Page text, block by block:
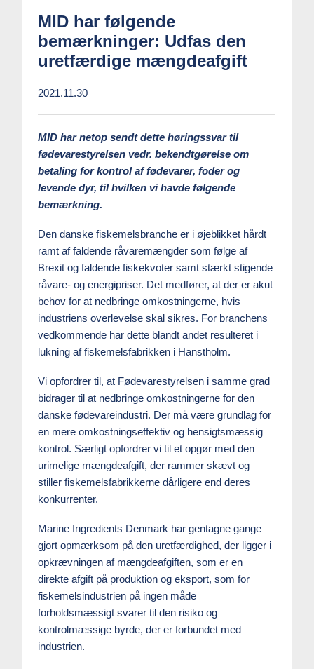
MID har følgende
bemærkninger: Udfas den
uretfærdige mængdeafgift
2021.11.30
MID har netop sendt dette høringssvar til
fødevarestyrelsen vedr. bekendtgørelse om
betaling for kontrol af fødevarer, foder og
levende dyr, til hvilken vi havde følgende
bemærkning.
Den danske fiskemelsbranche er i øjeblikket hårdt
ramt af faldende råvaremængder som følge af
Brexit og faldende fiskekvoter samt stærkt stigende
råvare- og energipriser. Det medfører, at der er akut
behov for at nedbringe omkostningerne, hvis
industriens overlevelse skal sikres. For branchens
vedkommende har dette blandt andet resulteret i
lukning af fiskemelsfabrikken i Hanstholm.
Vi opfordrer til, at Fødevarestyrelsen i samme grad
bidrager til at nedbringe omkostningerne for den
danske fødevareindustri. Der må være grundlag for
en mere omkostningseffektiv og hensigtsmæssig
kontrol. Særligt opfordrer vi til et opgør med den
urimelige mængdeafgift, der rammer skævt og
stiller fiskemelsfabrikkerne dårligere end deres
konkurrenter.
Marine Ingredients Denmark har gentagne gange
gjort opmærksom på den uretfærdighed, der ligger i
opkrævningen af mængdeafgiften, som er en
direkte afgift på produktion og eksport, som for
fiskemelsindustrien på ingen måde
forholdsmæssigt svarer til den risiko og
kontrolmæssige byrde, der er forbundet med
industrien.